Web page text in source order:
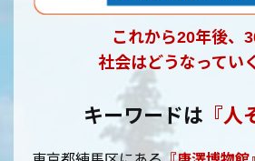
これから20年後、
社会はどうなってい
キーワードは 『人